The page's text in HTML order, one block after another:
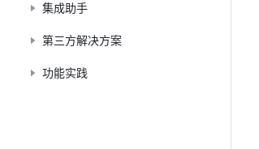
集成助手
第三方解决方案
功能实践